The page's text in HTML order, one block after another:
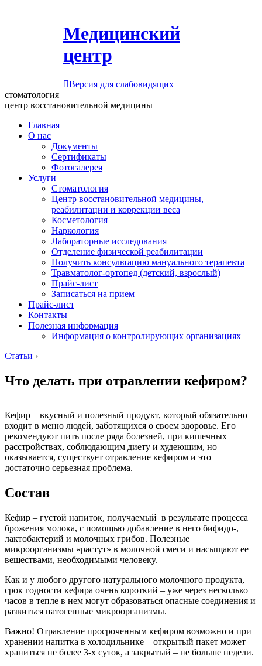
Медицинский
центр
Версия для слабовидящих
стоматология
центр восстановительной медицины
Главная
О нас
Документы
Сертификаты
Фотогалерея
Услуги
Стоматология
Центр восстановительной медицины,
реабилитации и коррекции веса
Косметология
Наркология
Лабораторные исследования
Отделение физической реабилитации
Получить консультацию мануального терапевта
Травматолог-ортопед (детский, взрослый)
Прайс-лист
Записаться на прием
Прайс-лист
Контакты
Полезная информация
Информация о контролирующих организациях
Статьи ›
Что делать при отравлении кефиром?
Кефир – вкусный и полезный продукт, который обязательно
входит в меню людей, заботящихся о своем здоровье. Его
рекомендуют пить после ряда болезней, при кишечных
расстройствах, соблюдающим диету и худеющим, но
оказывается, существует отравление кефиром и это
достаточно серьезная проблема.
Состав
Кефир – густой напиток, получаемый в результате процесса
брожения молока, с помощью добавление в него бифидо-,
лактобактерий и молочных грибов. Полезные
микроорганизмы «растут» в молочной смеси и насыщают ее
веществами, необходимыми человеку.
Как и у любого другого натурального молочного продукта,
срок годности кефира очень короткий – уже через несколько
часов в тепле в нем могут образоваться опасные соединения и
развиться патогенные микроорганизмы.
Важно! Отравление просроченным кефиром возможно и при
хранении напитка в холодильнике – открытый пакет может
храниться не более 3-х суток, а закрытый – не больше недели.